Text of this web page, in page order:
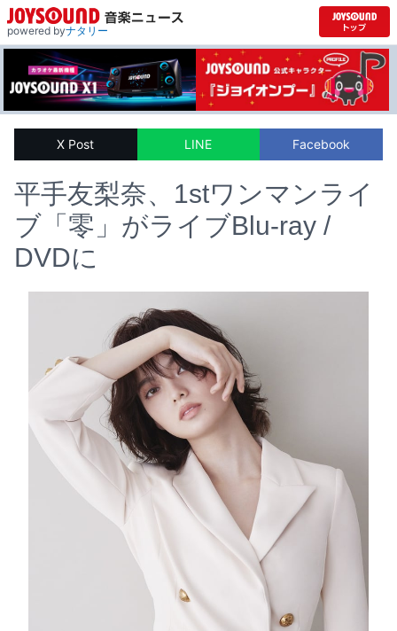
powered byナタリー
X Post LINE Facebook
平手友梨奈、1stワンマンライ
ブ「零」がライブBlu-ray /
DVDに